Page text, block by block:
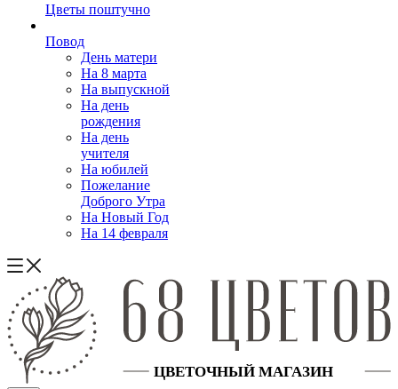
Цветы поштучно
Повод
День матери
На 8 марта
На выпускной
На день
рождения
На день
учителя
На юбилей
Пожелание
Доброго Утра
На Новый Год
На 14 февраля